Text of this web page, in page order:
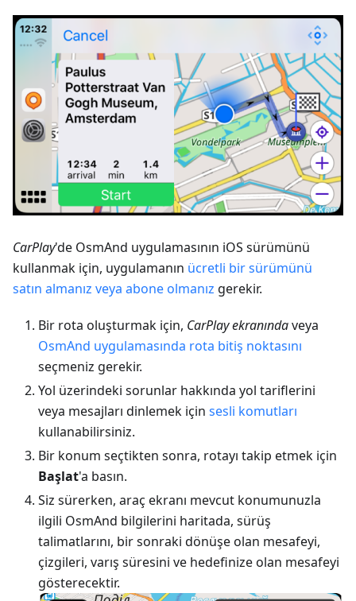
CarPlay'de OsmAnd uygulamasının iOS sürümünü
kullanmak için, uygulamanın ücretli bir sürümünü
satın almanız veya abone olmanız gerekir.
Bir rota oluşturmak için, CarPlay ekranındaveya
OsmAnd uygulamasında rota bitiş noktasını
seçmeniz gerekir.
Yol üzerindeki sorunlar hakkında yol tariflerini
veya mesajları dinlemek için sesli komutları
kullanabilirsiniz.
Bir konum seçtikten sonra, rotayı takip etmek için
Başlat'a basın.
Siz sürerken, araç ekranı mevcut konumunuzla
ilgili OsmAnd bilgilerini haritada, sürüş
talimatlarını, bir sonraki dönüşe olan mesafeyi,
çizgileri, varış süresini ve hedefinize olan mesafeyi
gösterecektir.